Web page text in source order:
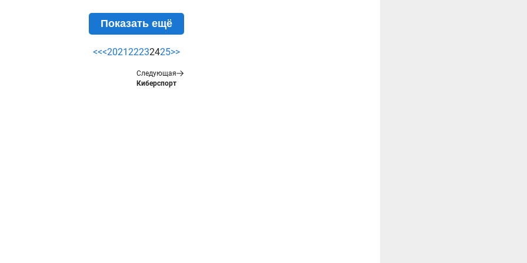
Показать ещё
<<<202122232425>>
Следующая
Киберспорт